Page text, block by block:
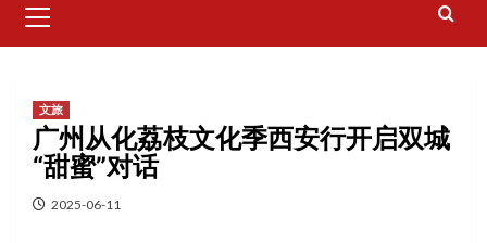
Menu
文旅
广州从化荔枝文化季西安行开启双城
“甜蜜”对话
2025-06-11